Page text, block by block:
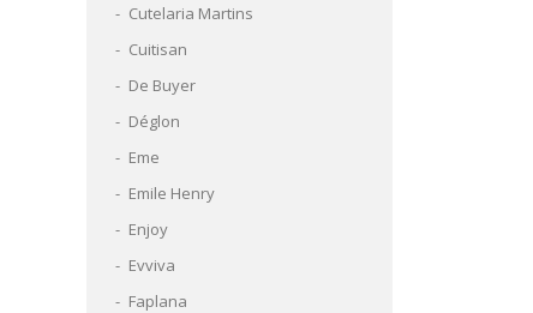
Cutelaria Martins
Cuitisan
De Buyer
Déglon
Eme
Emile Henry
Enjoy
Evviva
Faplana